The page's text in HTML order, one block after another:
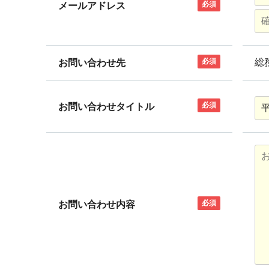
メールアドレス 必須
お問い合わせ先 必須 総
お問い合わせタイトル 必須
お問い合わせ内容 必須